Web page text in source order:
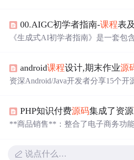
费观看等功能，也带软件app权限下
件推广企业提升业绩，解决流量获
问题），mysql推荐使用5.6（本地测
码知识付费观看视频课程网站资源
00.AIGC初学者指南-课程表
《生成式AI初学者指南》是一套包
学习和项目实践两类内容，涉及文
用、RAG框架等核心主题。学习需
P下载）和服务器部署方法，帮助初
I应用开发全流程。
android课程设计,期末作业源
资深Android/Java开发者分享15个开
提供包括校园签到、选课系统、记
整源码下载，适合毕业设计参考或
PHP知识付费源码集成了资源
**商品销售**：整合了电子商务功
节、上传教学内容，并对学生的学
说点什么…